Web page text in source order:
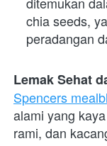
chia seeds,
peradangan
Lemak Sehat
Spencers
alami yang
rami, dan